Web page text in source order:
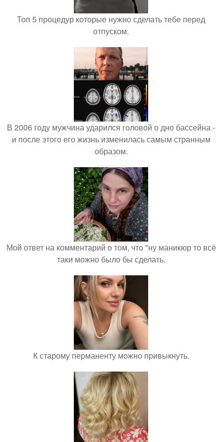
Топ 5 процедур которые нужно сделать тебе перед
отпуском.
В 2006 году мужчина ударился головой о дно бассейна -
и после этого его жизнь изменилась самым странным
образом.
Мой ответ на комментарий о том, что "ну маникюр то всё
таки можно было бы сделать.
К старому перманенту можно привыкнуть.